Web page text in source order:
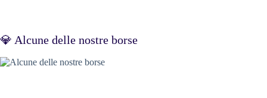
💎 Alcune delle nostre borse